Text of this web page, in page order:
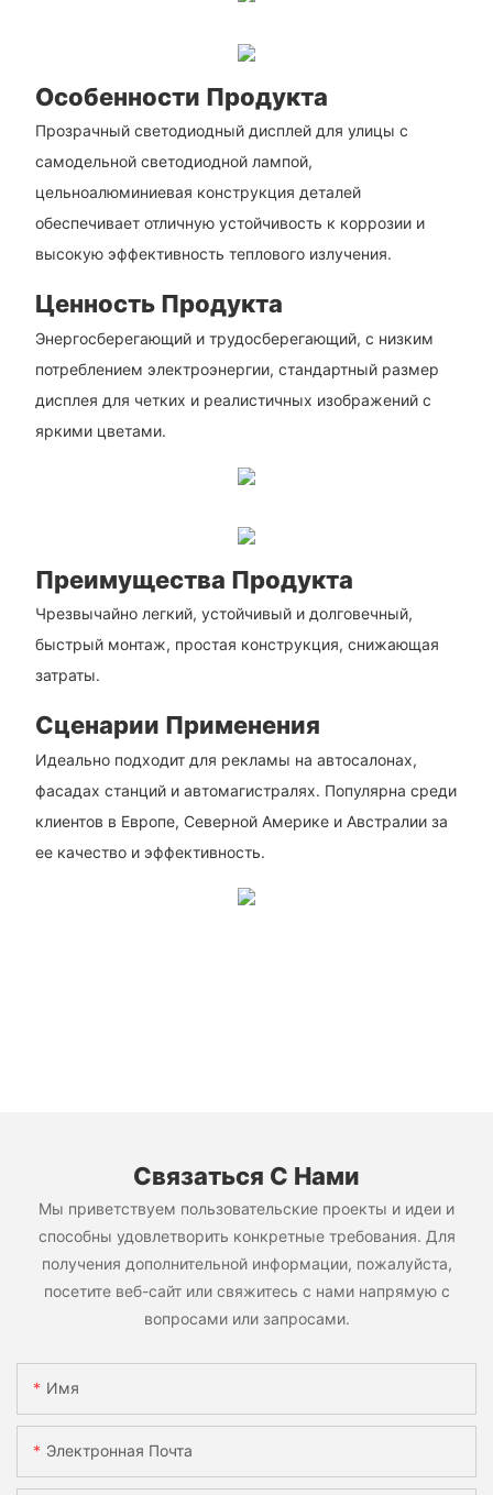
Особенности Продукта
Прозрачный светодиодный дисплей для улицы с
самодельной светодиодной лампой,
цельноалюминиевая конструкция деталей
обеспечивает отличную устойчивость к коррозии и
высокую эффективность теплового излучения.
Ценность Продукта
Энергосберегающий и трудосберегающий, с низким
потреблением электроэнергии, стандартный размер
дисплея для четких и реалистичных изображений с
яркими цветами.
Преимущества Продукта
Чрезвычайно легкий, устойчивый и долговечный,
быстрый монтаж, простая конструкция, снижающая
затраты.
Сценарии Применения
Идеально подходит для рекламы на автосалонах,
фасадах станций и автомагистралях. Популярна среди
клиентов в Европе, Северной Америке и Австралии за
ее качество и эффективность.
Связаться С Нами
Мы приветствуем пользовательские проекты и идеи и
способны удовлетворить конкретные требования. Для
получения дополнительной информации, пожалуйста,
посетите веб-сайт или свяжитесь с нами напрямую с
вопросами или запросами.
Имя
Электронная Почта